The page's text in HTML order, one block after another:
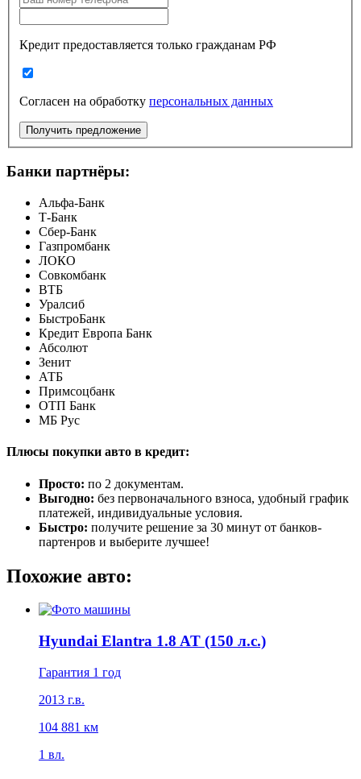
Кредит предоставляется только гражданам РФ
Согласен на обработку персональных данных
Получить предложение
Банки партнёры:
Альфа-Банк
Т-Банк
Сбер-Банк
Газпромбанк
ЛОКО
Совкомбанк
ВТБ
Уралсиб
БыстроБанк
Кредит Европа Банк
Абсолют
Зенит
АТБ
Примсоцбанк
ОТП Банк
МБ Рус
Плюсы покупки авто в кредит:
Просто: по 2 документам.
Выгодно: без первоначального взноса, удобный график
платежей, индивидуальные условия.
Быстро: получите решение за 30 минут от банков-
партенров и выберите лучшее!
Похожие авто:
Hyundai Elantra 1.8 AT (150 л.с.)
Гарантия 1 год
2013 г.в.
104 881 км
1 вл.